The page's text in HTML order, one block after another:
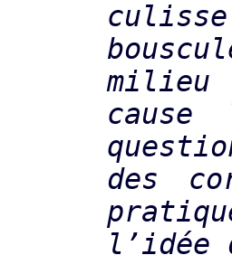
milieu
cause
des
l’idée